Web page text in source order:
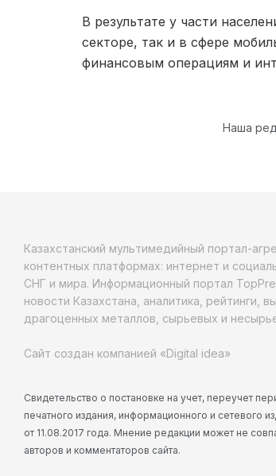
В результате у части
секторе, так и в сфере
финансовым операциям и
Наша
Казахстанский мультимедийный портал-
контентных платформах: интернет и
СНГ и мира. Информационный портал
новости Казахстана, аналитика, рейтинги,
драгоценных металлов, сырьевых и
Сайт создан компанией «Digital idea»
Свидетельство о постановке на учет, переучет
печатного издания, информационного и сетевого
от 11.08.2017 года. Мнение редакции может не
авторов и комментаторов сайта.